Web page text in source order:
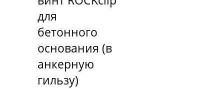
для
бетонного
основания (в
анкерную
гильзу)